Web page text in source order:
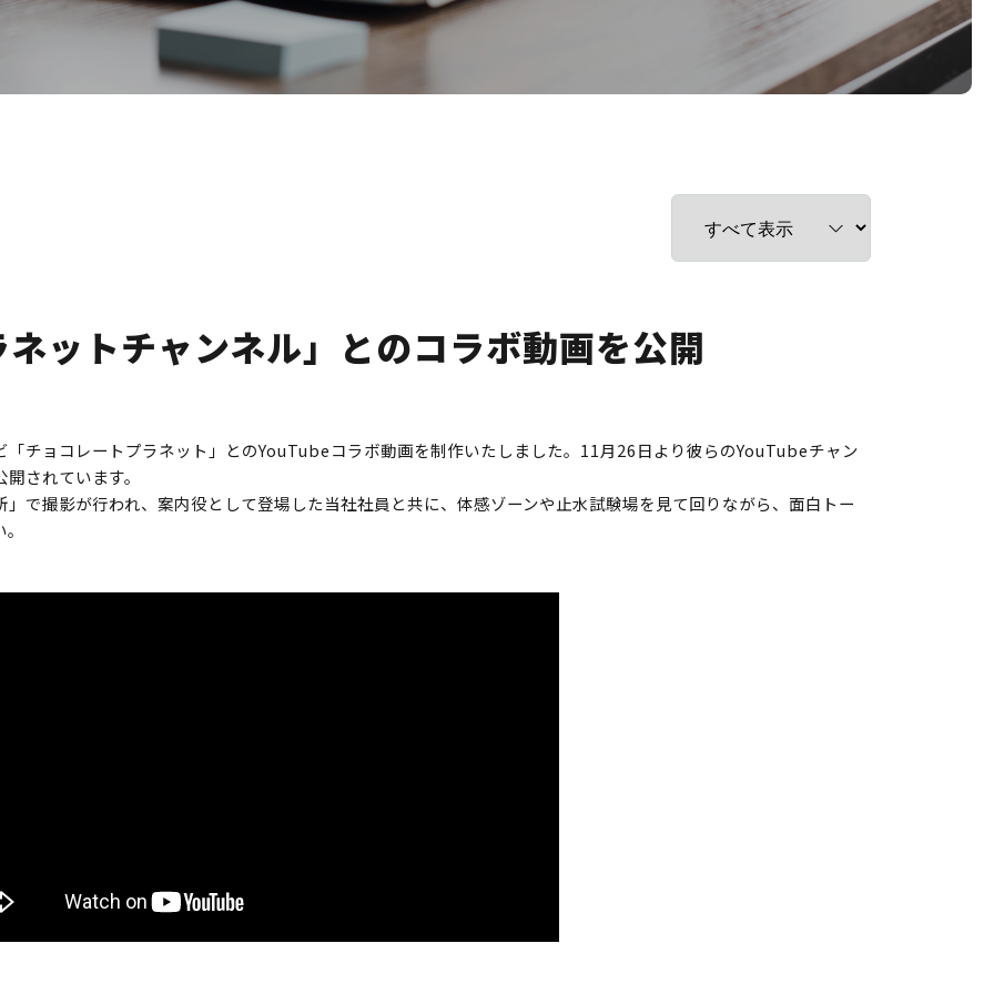
ットチャンネル」とのコラボ動画を公開
チョコレートプラネット」とのYouTubeコラボ動画を制作いたしました。11月26日より彼らのYouTubeチャン
されています。
で撮影が行われ、案内役として登場した当社社員と共に、体感ゾーンや止水試験場を見て回りながら、面白トー